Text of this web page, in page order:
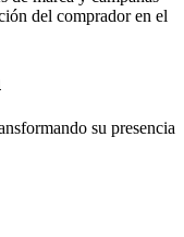
del comprador en el
su presencia